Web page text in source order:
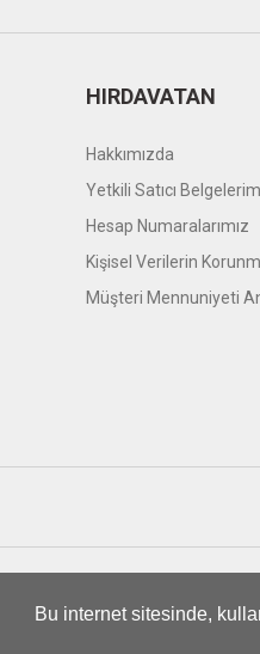
Bu internet sitesinde,
HIRDAVATAN
Hakkımızda
Yetkili Satıcı
Hesap Numaralarımız
Kişisel Verilerin
Müşteri Mennuniyeti